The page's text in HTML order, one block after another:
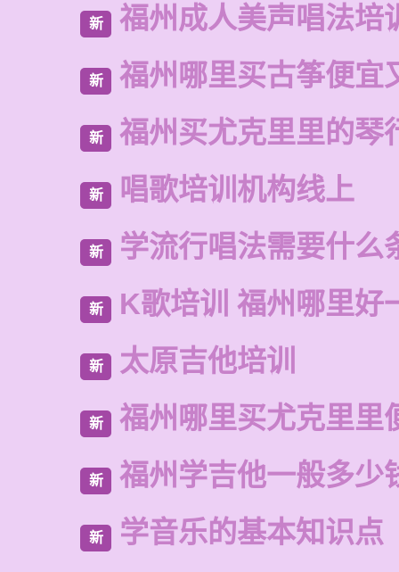
新 福州成人美声唱法培
新 福州哪里买古筝便宜
新 福州买尤克里里的琴
新 唱歌培训机构线上
新 学流行唱法需要什么
新 K歌培训 福州哪里好
新 太原吉他培训
新 福州哪里买尤克里里
新 福州学吉他一般多少
新 学音乐的基本知识点